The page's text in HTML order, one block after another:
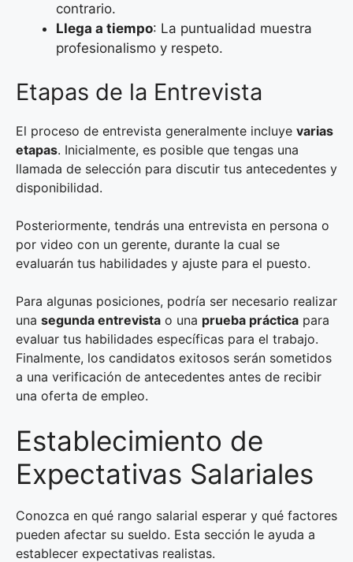
contrario.
Llega a tiempo: La puntualidad muestra
profesionalismo y respeto.
Etapas de la Entrevista
El proceso de entrevista generalmente incluye varias
etapas. Inicialmente, es posible que tengas una
llamada de selección para discutir tus antecedentes y
disponibilidad.
Posteriormente, tendrás una entrevista en persona o
por video con un gerente, durante la cual se
evaluarán tus habilidades y ajuste para el puesto.
Para algunas posiciones, podría ser necesario realizar
una segunda entrevista o una prueba práctica para
evaluar tus habilidades específicas para el trabajo.
Finalmente, los candidatos exitosos serán sometidos
a una verificación de antecedentes antes de recibir
una oferta de empleo.
Establecimiento de
Expectativas Salariales
Conozca en qué rango salarial esperar y qué factores
pueden afectar su sueldo. Esta sección le ayuda a
establecer expectativas realistas.